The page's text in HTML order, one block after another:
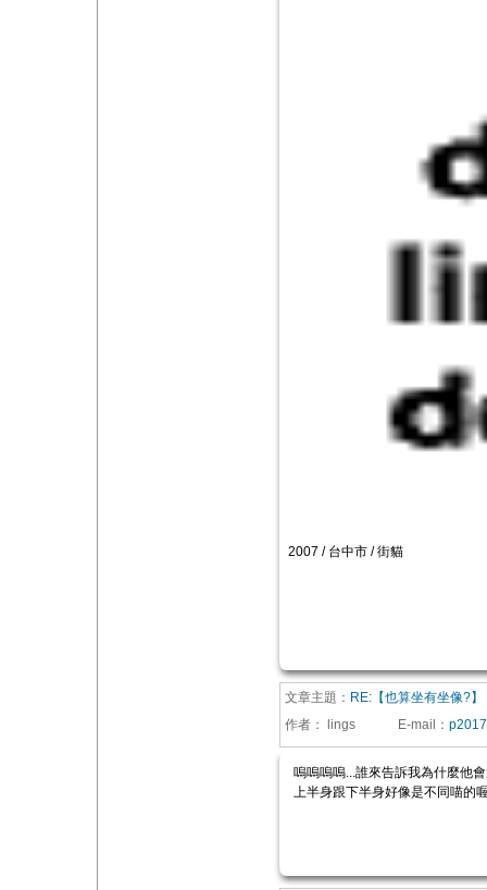
2007 / 台中市 / 街貓
文章主題： RE:【也算坐有坐像?】
作者：
lings E-mail ：
嗚嗚嗚嗚...誰來告訴我為什麼他
上半身跟下半身好像是不同喵的